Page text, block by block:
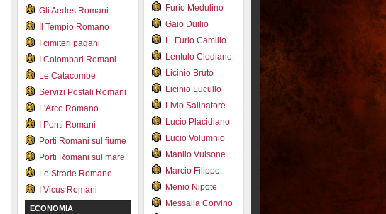
Gli Aedes Romani
Il Tempio Romano
I cimiteri pagani
I Colombari Romani
Le Catacombe
Servizi Postali Romani
L'Arco Romano
I Ponti Romani
Porti Romani sul fiume
Porti Romani sul mare
Le Strade Romane
I Vicus Romani
ECONOMIA
Furio Medulino
Gaio Duilio
L. Furio Camillo
Lentulo Clodiano
Licinio Bruto
Licinio Lucullo
Livio Salinatore
Lucio Placidiano
Lucio Volumnio
Manlio Vulsone
Marcio Filippo
Menio Nipote
Messalla Corvino